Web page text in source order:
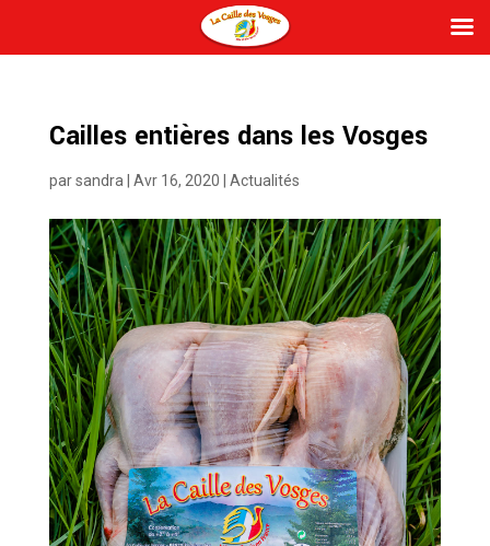
Cailles entières dans les Vosges
parsandra Avr 16, 2020 Actualités